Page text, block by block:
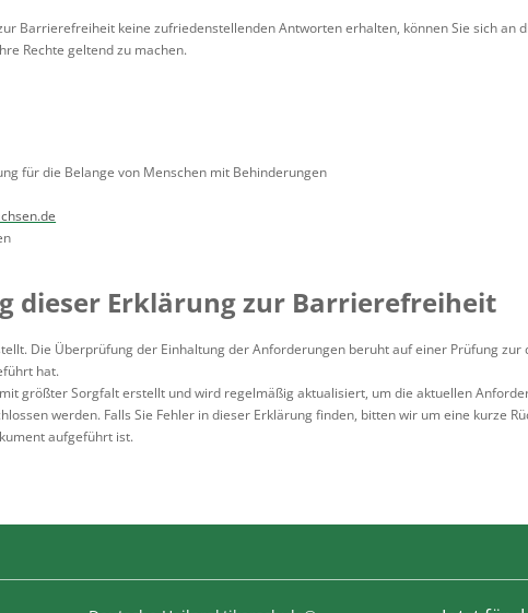
Barrierefreiheit keine zufriedenstellenden Antworten erhalten, können Sie sich an
Rechte geltend zu machen.
für die Belange von Menschen mit Behinderungen
dieser Erklärung zur Barrierefreiheit
Die Überprüfung der Einhaltung der Anforderungen beruht auf einer Prüfung
hat.
größter Sorgfalt erstellt und wird regelmäßig aktualisiert, um die aktuellen
werden. Falls Sie Fehler in dieser Erklärung finden, bitten wir um eine kurze
aufgeführt ist.